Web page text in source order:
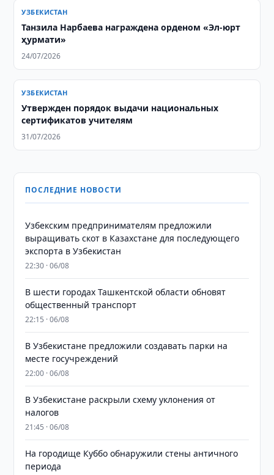
УЗБЕКИСТАН
Танзила Нарбаева награждена орденом «Эл-юрт
ҳурмати»
24/07/2026
УЗБЕКИСТАН
Утвержден порядок выдачи национальных
сертификатов учителям
31/07/2026
ПОСЛЕДНИЕ НОВОСТИ
Узбекским предпринимателям предложили
выращивать скот в Казахстане для последующего
экспорта в Узбекистан
22:30 · 06/08
В шести городах Ташкентской области обновят
общественный транспорт
22:15 · 06/08
В Узбекистане предложили создавать парки на
месте госучреждений
22:00 · 06/08
В Узбекистане раскрыли схему уклонения от
налогов
21:45 · 06/08
На городище Куббо обнаружили стены античного
периода